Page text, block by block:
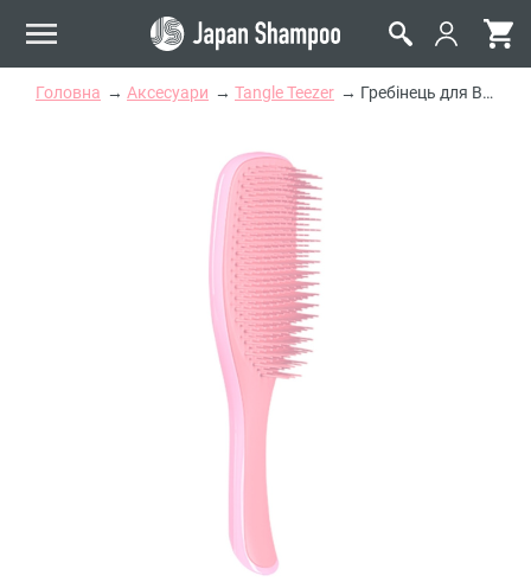
Головна Аксесуари Tangle Teezer Гребінець для Волосся Рожево-Кораловий Tangle Teezer The Wet Detangler Coral Pick n Stick